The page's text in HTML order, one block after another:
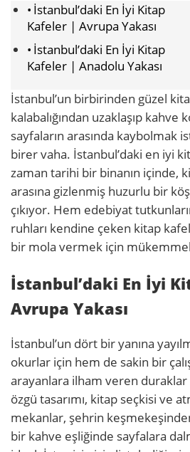
İstanbul’daki En İyi Kitap
Kafeler | Avrupa Yakası
İstanbul’daki En İyi Kitap
Kafeler | Anadolu Yakası
İstanbul’un birbirinden güzel
kalabalığından uzaklaşıp kahve
sayfaların arasında kaybolmak
birer vaha. İstanbul’daki en iyi
zaman tarihi bir binanın içinde,
arasına gizlenmiş huzurlu bir
çıkıyor. Hem edebiyat
ruhları kendine çeken kitap
bir mola vermek için
İstanbul’daki En İyi
Avrupa Yakası
İstanbul’un dört bir yanına
okurlar için hem de sakin bir
arayanlara ilham veren
özgü tasarımı, kitap seçkisi ve
mekanlar, şehrin
bir kahve eşliğinde sayfalara